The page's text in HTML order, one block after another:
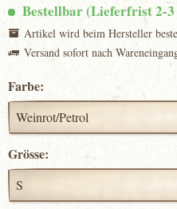
Bestellbar (Lieferfrist 2-3
Artikel wird beim Hersteller
Versand sofort nach
Farbe:
Grösse: